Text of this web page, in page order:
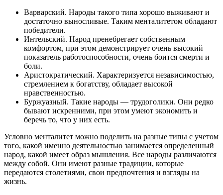
Варварский. Народы такого типа хорошо выживают и
достаточно выносливые. Таким менталитетом обладают
победители.
Интельский. Народ пренебрегает собственным
комфортом, при этом демонстрирует очень высокий
показатель работоспособности, очень боится смерти и
боли.
Аристократический. Характеризуется независимостью,
стремлением к богатству, обладает высокой
нравственностью.
Буржуазный. Такие народы — трудоголики. Они редко
бывают искренними, при этом умеют экономить и
беречь то, что у них есть.
Условно менталитет можно поделить на разные типы с учетом
того, какой именно деятельностью занимается определенный
народ, какой имеет образ мышления. Все народы различаются
между собой. Они имеют разные традиции, которые
передаются столетиями, свои предпочтения и взгляды на
жизнь.